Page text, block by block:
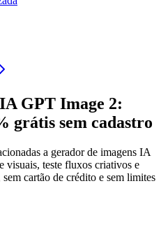
GPT Image 2:
grátis sem cadastro
a gerador de imagens IA
visuais, teste fluxos criativos e
cartão de crédito e sem limites